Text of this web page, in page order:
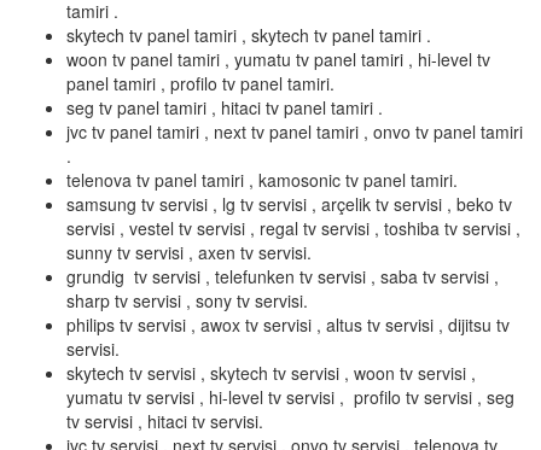
tamiri .
skytech tv panel tamiri , skytech tv panel tamiri .
woon tv panel tamiri , yumatu tv panel tamiri , hi-level tv
panel tamiri , profilo tv panel tamiri.
seg tv panel tamiri , hitaci tv panel tamiri .
jvc tv panel tamiri , next tv panel tamiri , onvo tv panel tamiri
.
telenova tv panel tamiri , kamosonic tv panel tamiri.
samsung tv servisi , lg tv servisi , arçelik tv servisi , beko tv
servisi , vestel tv servisi , regal tv servisi , toshiba tv servisi ,
sunny tv servisi , axen tv servisi.
grundig tv servisi , telefunken tv servisi , saba tv servisi ,
sharp tv servisi , sony tv servisi.
philips tv servisi , awox tv servisi , altus tv servisi , dijitsu tv
servisi.
skytech tv servisi , skytech tv servisi , woon tv servisi ,
yumatu tv servisi , hi-level tv servisi , profilo tv servisi , seg
tv servisi , hitaci tv servisi.